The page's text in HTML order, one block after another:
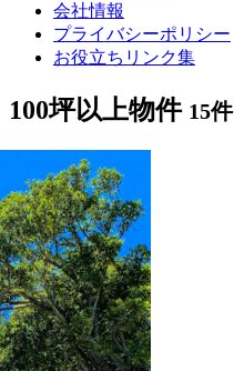
会社情報
プライバシーポリシー
お役立ちリンク集
100坪以上物件 15件